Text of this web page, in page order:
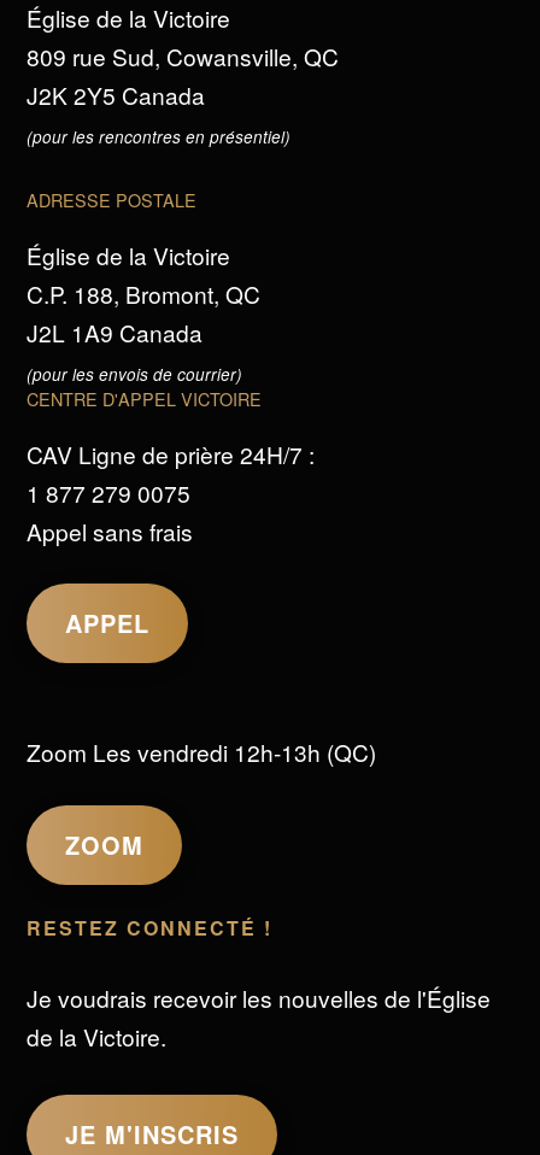
Église de la Victoire
809 rue Sud, Cowansville, QC
J2K 2Y5 Canada
(pour les rencontres en présentiel)
ADRESSE POSTALE
Église de la Victoire
C.P. 188, Bromont, QC
J2L 1A9 Canada
(pour les envois de courrier)
CENTRE D'APPEL VICTOIRE
CAV Ligne de prière 24H/7 :
1 877 279 0075
Appel sans frais
APPEL
Zoom Les vendredi 12h-13h (QC)
ZOOM
RESTEZ CONNECTÉ !
Je voudrais recevoir les nouvelles de l'Église
de la Victoire.
JE M'INSCRIS